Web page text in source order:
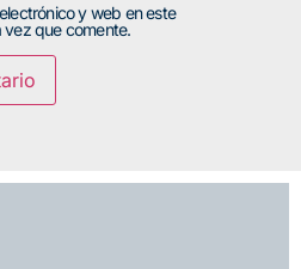
y web en este
vez que comente.